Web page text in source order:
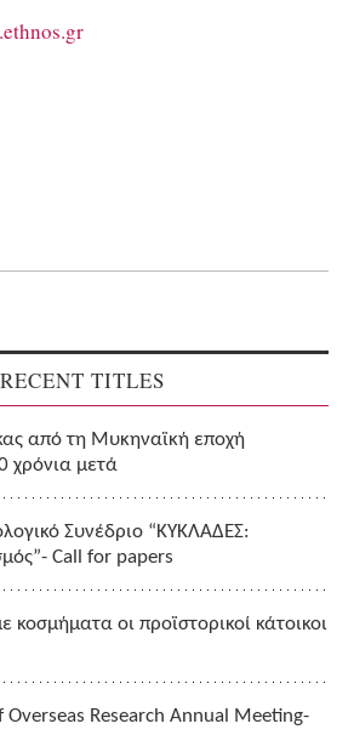
RECENT TITLES
από τη Μυκηναϊκή εποχή
χρόνια μετά
Συνέδριο “ΚΥΚΛΑΔΕΣ:
Call for papers
κοσμήματα οι προϊστορικοί κάτοικοι
Research Annual Meeting-